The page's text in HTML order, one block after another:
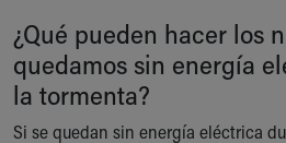
¿Qué pueden hacer los
quedamos sin energía
la tormenta?
Si se quedan sin energía eléctrica